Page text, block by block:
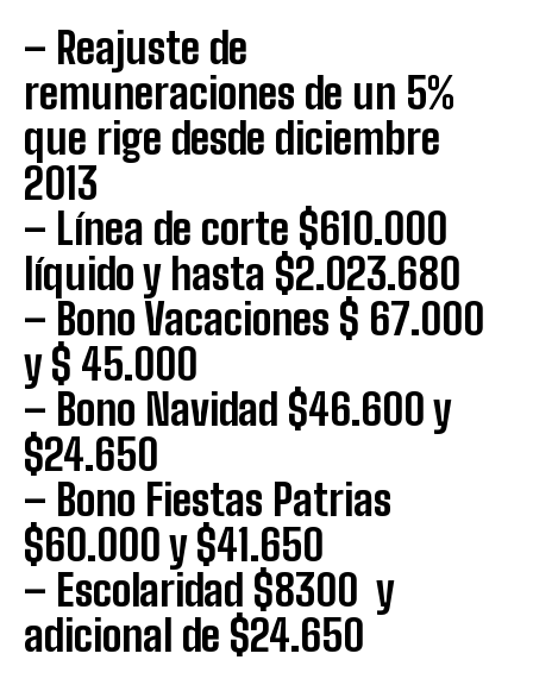
– Reajuste de
remuneraciones de un 5%
que rige desde diciembre
2013
– Línea de corte $610.000
líquido y hasta $2.023.680
– Bono Vacaciones $ 67.000
y $ 45.000
– Bono Navidad $46.600 y
$24.650
– Bono Fiestas Patrias
$60.000 y $41.650
– Escolaridad $8300 y
adicional de $24.650